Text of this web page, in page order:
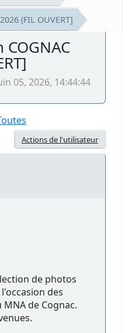
(FIL OUVERT]
05, 2026, 14:44:44
Actions de l'utilisateur
de photos
des
de Cognac.